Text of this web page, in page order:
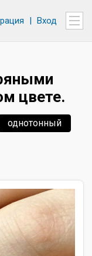
| Вход
цвете.
однотонный